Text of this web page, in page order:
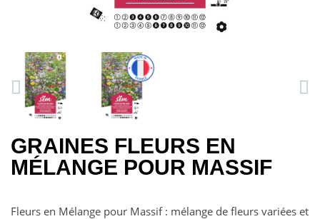
GRAINES FLEURS EN
MÉLANGE POUR MASSIF
Fleurs en Mélange pour Massif : mélange de fleurs variées et